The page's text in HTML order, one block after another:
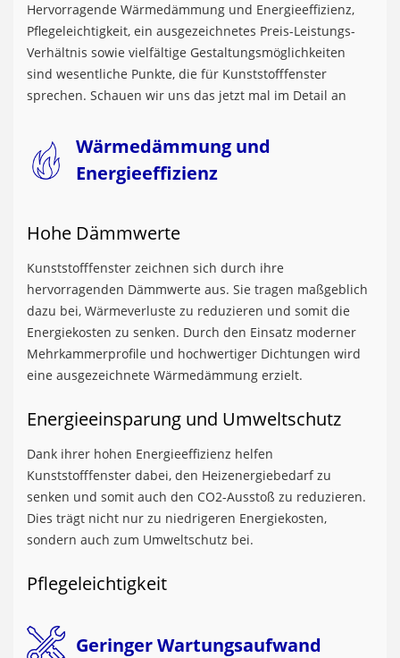
Hervorragende Wärmedämmung und Energieeffizienz,
Pflegeleichtigkeit, ein ausgezeichnetes Preis-Leistungs-
Verhältnis sowie vielfältige Gestaltungsmöglichkeiten
sind wesentliche Punkte, die für Kunststofffenster
sprechen. Schauen wir uns das jetzt mal im Detail an
Wärmedämmung und
Energieeffizienz
Hohe Dämmwerte
Kunststofffenster zeichnen sich durch ihre
hervorragenden Dämmwerte aus. Sie tragen maßgeblich
dazu bei, Wärmeverluste zu reduzieren und somit die
Energiekosten zu senken. Durch den Einsatz moderner
Mehrkammerprofile und hochwertiger Dichtungen wird
eine ausgezeichnete Wärmedämmung erzielt.
Energieeinsparung und Umweltschutz
Dank ihrer hohen Energieeffizienz helfen
Kunststofffenster dabei, den Heizenergiebedarf zu
senken und somit auch den CO2-Ausstoß zu reduzieren.
Dies trägt nicht nur zu niedrigeren Energiekosten,
sondern auch zum Umweltschutz bei.
Pflegeleichtigkeit
Geringer Wartungsaufwand